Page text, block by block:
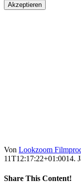
Akzeptieren
Von Lookzoom
11T12:17:22+01:0014.
Share This Content!